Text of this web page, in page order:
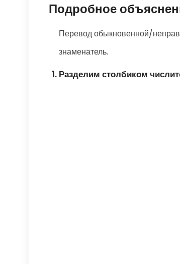
Подробное
Перевод обыкновенной/
знаменатель.
Разделим столбиком